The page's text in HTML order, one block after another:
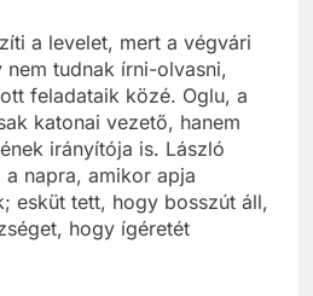
a levelet, mert a végvári
tudnak írni-olvasni,
feladataik közé. Oglu, a
katonai vezető, hanem
irányítója is. László
napra, amikor apja
esküt tett, hogy bosszút áll,
hogy ígéretét